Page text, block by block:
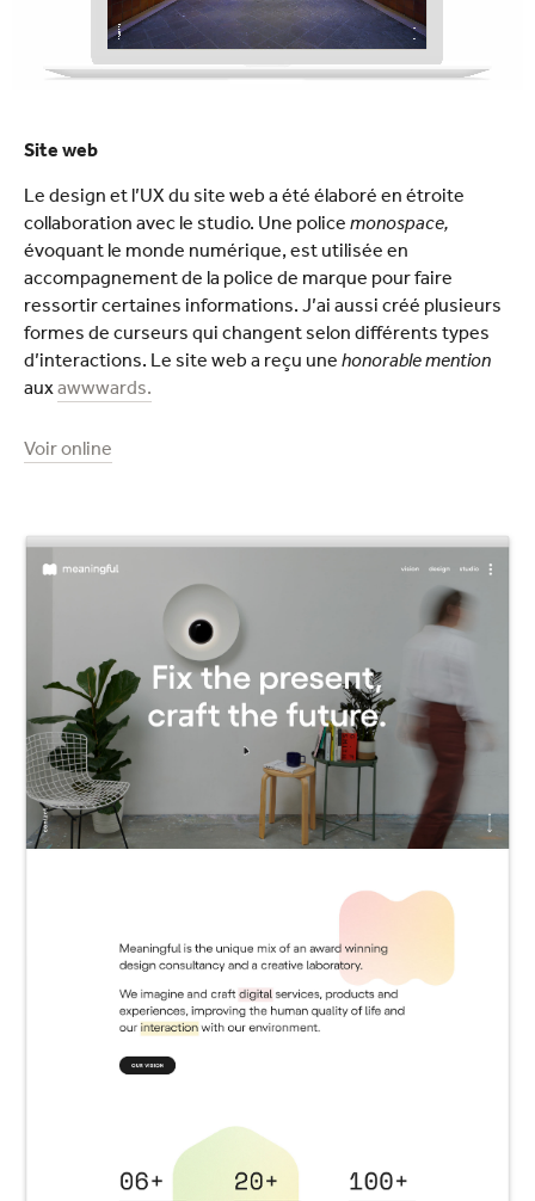
Site web
Le design et l’UX du site web a été élaboré en étroite
collaboration avec le studio. Une police monospace,
évoquant le monde numérique, est utilisée en
accompagnement de la police de marque pour faire
ressortir certaines informations. J’ai aussi créé plusieurs
formes de curseurs qui changent selon différents types
d’interactions. Le site web a reçu une honorable mention
auxawwwards.
Voir online